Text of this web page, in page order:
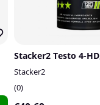
Stacker2 Testo 4-
Stacker2
0